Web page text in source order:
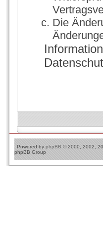
Die
Powered by phpBB © 2000, 2002,
phpBB Group